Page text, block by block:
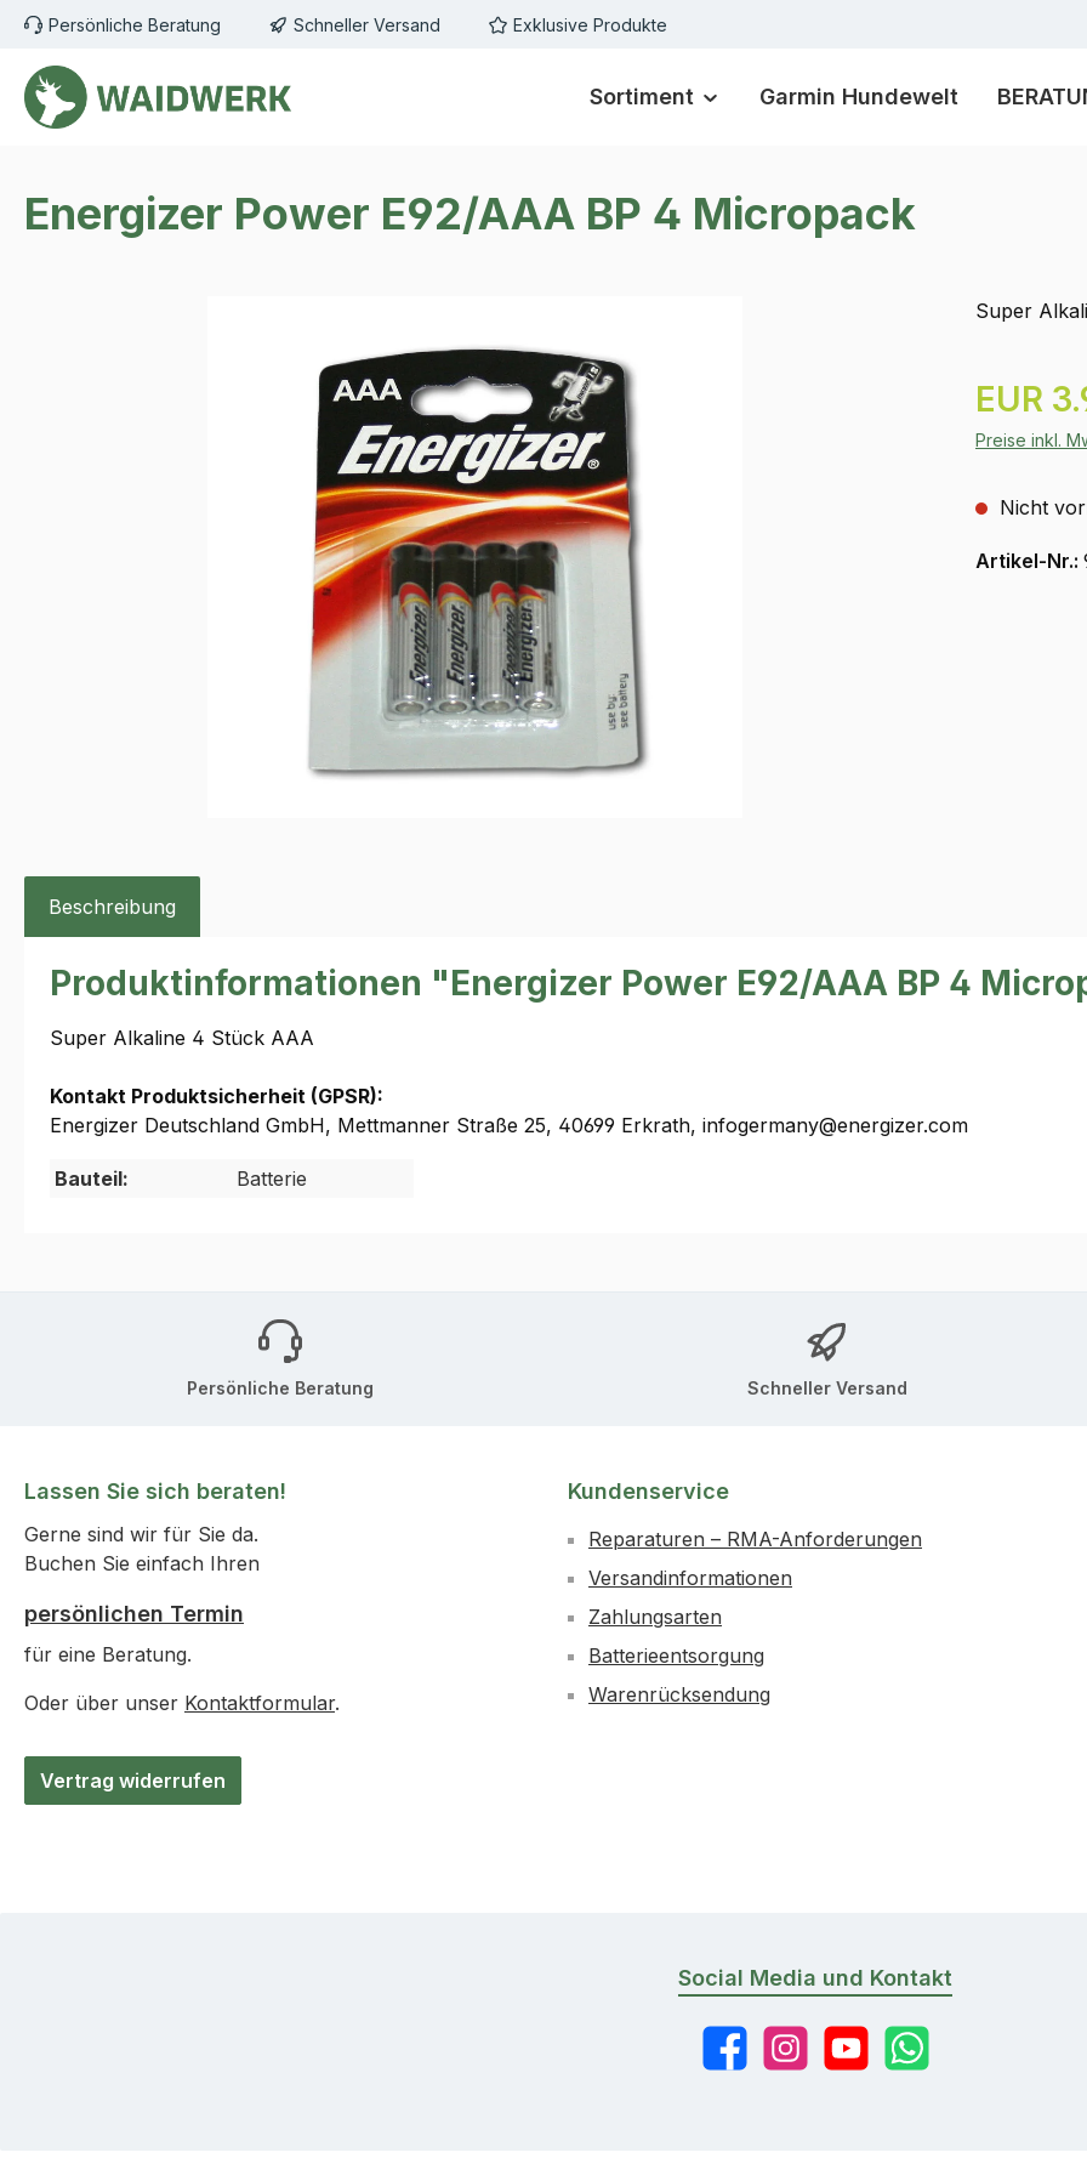
Hauptinhalt springen
Zur Suche springen
Zur Hauptnavigation springen
Persönliche Beratung Schneller Versand Exklusive Produkte
Sortiment Garmin Hundewelt
Energizer Power E92/AAA BP 4 Micropack
Super
Regulärer
EUR
Preise inkl.
Nicht
Artikel-Nr.:
Beschreibung
Produktinformationen "Energizer Power E92/AAA BP 4
Super Alkaline 4 Stück AAA
Kontakt Produktsicherheit (GPSR):
Energizer Deutschland GmbH, Mettmanner Straße 25, 40699 Erkrath, infogermany@energizer.com
Bauteil: Batterie
Persönliche Beratung Schneller Versand
Lassen Sie sich beraten!
Gerne sind wir für Sie da.
Buchen Sie einfach Ihren
persönlichen Termin
für eine Beratung.
Oder über unser Kontaktformular.
Vertrag widerrufen
Kundenservice
Reparaturen – RMA-Anforderungen
Versandinformationen
Zahlungsarten
Batterieentsorgung
Warenrücksendung
Social Media und Kontakt
FacebookInstagramYouTubeWhatsApp